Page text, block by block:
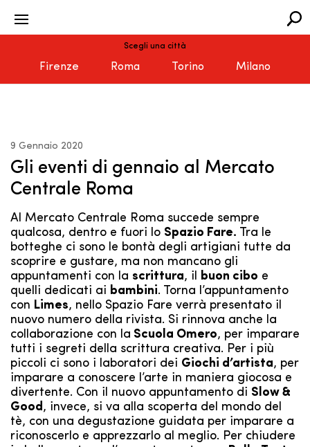
Scegli una città
Firenze Roma Torino Milano
9 Gennaio 2020
Gli eventi di gennaio al Mercato
Centrale Roma
Al Mercato Centrale Roma succede sempre
qualcosa, dentro e fuori lo Spazio Fare. Tra le
botteghe ci sono le bontà degli artigiani tutte da
scoprire e gustare, ma non mancano gli
appuntamenti con la scrittura, il buon cibo e
quelli dedicati ai bambini. Torna l’appuntamento
con Limes, nello Spazio Fare verrà presentato il
nuovo numero della rivista. Si rinnova anche la
collaborazione con la Scuola Omero, per imparare
tutti i segreti della scrittura creativa. Per i più
piccoli ci sono i laboratori dei Giochi d’artista, per
imparare a conoscere l’arte in maniera giocosa e
divertente. Con il nuovo appuntamento di Slow &
Good, invece, si va alla scoperta del mondo del
tè, con una degustazione guidata per imparare a
riconoscerlo e apprezzarlo al meglio. Per chiudere